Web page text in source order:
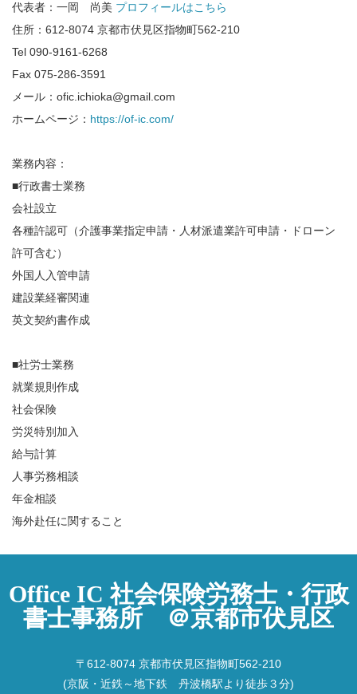
代表者：一岡 尚美 プロフィールはこちら
住所：612-8074 京都市伏見区指物町562-210
Tel 090-9161-6268
Fax 075-286-3591
メール：ofic.ichioka@gmail.com
ホームページ： https://of-ic.com/
業務内容：
■行政書士業務
会社設立
各種許認可（介護事業指定申請・人材派遣業許可申請・ドローン
許可含む）
外国人入管申請
建設業経審関連
英文契約書作成
■社労士業務
就業規則作成
社会保険
労災特別加入
給与計算
人事労務相談
年金相談
海外赴任に関すること
Office IC 社会保険労務士・行政
書士事務所 ＠京都市伏見区
〒612-8074 京都市伏見区指物町562-210
(京阪・近鉄～地下鉄 丹波橋駅より徒歩３分)